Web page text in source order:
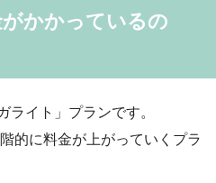
かかっているの
ライト」プランです。
的に料金が上がっていくプラ